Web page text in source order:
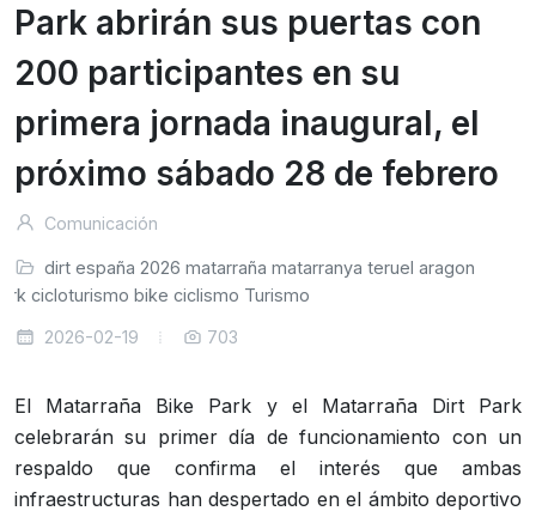
Park abrirán sus puertas con
200 participantes en su
primera jornada inaugural, el
próximo sábado 28 de febrero
Comunicación
dirt españa 2026 matarraña matarranya teruel aragon
cicloturismo bike ciclismo Turismo
2026-02-19 703
El Matarraña Bike Park y el Matarraña Dirt Park
celebrarán su primer día de funcionamiento con un
respaldo que confirma el interés que ambas
infraestructuras han despertado en el ámbito deportivo